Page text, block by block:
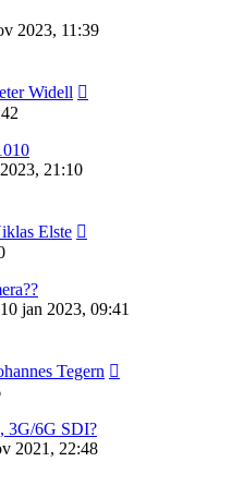
2023, 11:39
Widell
21:10
Elste
jan 2023, 09:41
Tegern
3G/6G SDI?
2021, 22:48